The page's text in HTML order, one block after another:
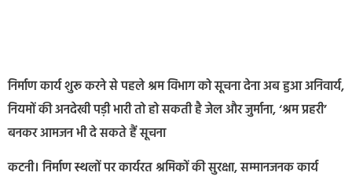
निर्माण कार्य शुरू करने से पहले श्रम विभाग को सूचना देना अब हुआ अनिवार्य,
नियमों की अनदेखी पड़ी भारी तो हो सकती है जेल और जुर्माना, ‘श्रम प्रहरी’
बनकर आमजन भी दे सकते हैं सूचना
कटनी। निर्माण स्थलों पर कार्यरत श्रमिकों की सुरक्षा, सम्मानजनक कार्य